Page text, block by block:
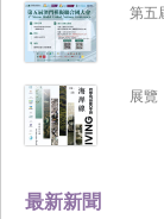
最新新聞
第五
展覽